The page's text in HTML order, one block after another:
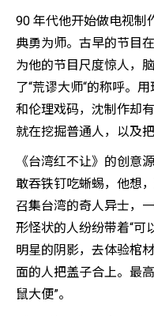
90 年代他开始做电视制
典勇为师。古早的节目
为他的节目尺度惊人，
了“荒谬大师“的称呼。
和伦理戏码，沈制作却
就在挖掘普通人，以及
《台湾红不让》的创意
敢吞铁钉吃蜥蜴，他想
召集台湾的奇人异士，
形怪状的人纷纷带着“可
明星的阴影，去体验棺
面的人把盖子合上。最
鼠大便”。